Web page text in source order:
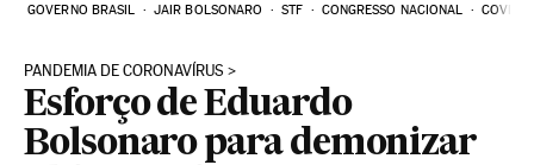
GOVERNO BRASIL JAIR BOLSONARO STF CONGRESSO NACIONAL COVID-
PANDEMIA DE CORONAVÍRUS
Esforço de Eduardo
Bolsonaro para demonizar